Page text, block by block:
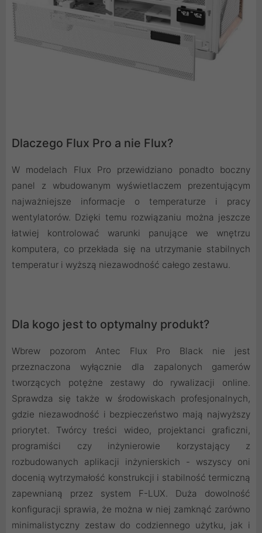
Dlaczego Flux Pro a nie Flux?
W modelach Flux Pro przewidziano ponadto boczny
panel z wbudowanym wyświetlaczem prezentującym
najważniejsze informacje o temperaturze i pracy
wentylatorów. Dzięki temu rozwiązaniu można jeszcze
łatwiej kontrolować warunki panujące we wnętrzu
komputera, co przekłada się na utrzymanie stabilnych
temperatur i wyższą niezawodność całego zestawu.
Dla kogo jest to optymalny produkt?
Wbrew pozorom Antec Flux Pro Black nie jest
przeznaczona wyłącznie dla zapalonych gamerów
tworzących potężne zestawy do rywalizacji online.
Sprawdza się także w środowiskach profesjonalnych,
gdzie niezawodność i bezpieczeństwo mają najwyższy
priorytet. Twórcy treści wideo, projektanci graficzni,
programiści czy inżynierowie korzystający z
rozbudowanych aplikacji inżynierskich - wszyscy oni
docenią wytrzymałość konstrukcji i stabilność termiczną
zapewnianą przez system F-LUX. Duża dowolność
konfiguracji sprawia, że można w niej zamknąć zarówno
minimalistyczny zestaw do codziennego użytku, jak i